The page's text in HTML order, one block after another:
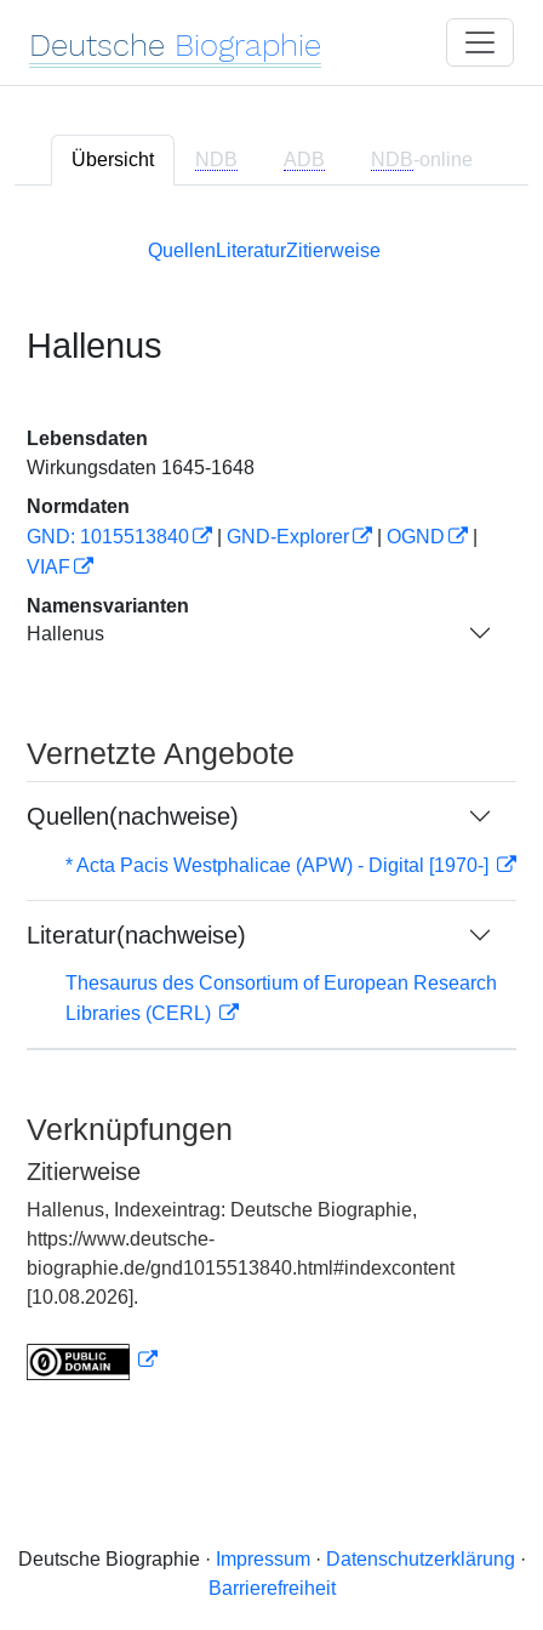
Deutsche Biographie
Übersicht NDB ADB NDB-online
Quellen LiteraturZitierweise
Hallenus
Lebensdaten
Wirkungsdaten 1645-1648
Normdaten
GND: 1015513840
GND-Explorer OGND
VIAF
Namensvarianten
Hallenus
Vernetzte Angebote
Quellen(nachweise)
* Acta Pacis Westphalicae (APW) - Digital [1970-]
Literatur(nachweise)
Thesaurus des Consortium of European Research
Libraries (CERL)
Verknüpfungen
Zitierweise
Hallenus, Indexeintrag: Deutsche Biographie,
https://www.deutsche-
biographie.de/gnd1015513840.html#indexcontent
[10.08.2026].
Deutsche Biographie · Impressum· Datenschutzerklärung ·
Barrierefreiheit